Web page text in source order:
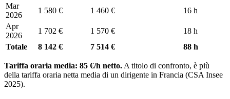
Mar
2026
1 580 € 1 460 €
16 h
Apr
2026
1 702 € 1 570 €
18 h
Totale
8 142 € 7 514 € 88 h
Tariffa oraria media: 85 €/h netto. A titolo di confronto, è più
della tariffa oraria netta media di un dirigente in Francia (CSA Insee
2025).